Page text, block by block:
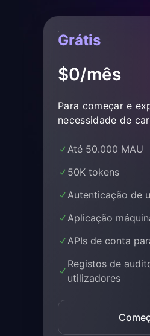
Grátis
$0/mês
Para começar e
necessidade de
Até 50.000 MAU
50K tokens
Autenticação de
Aplicação
APIs de conta
Registos de
utilizadores